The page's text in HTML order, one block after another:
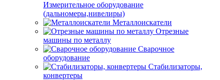
Измерительное оборудование
(дальномеры,нивелиры)
Металлоискатели
Отрезные
машины по металлу
Сварочное
оборудование
Стабилизаторы,
конвертеры